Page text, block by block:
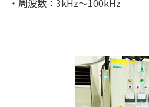
・周波数：3kHz～100kHz